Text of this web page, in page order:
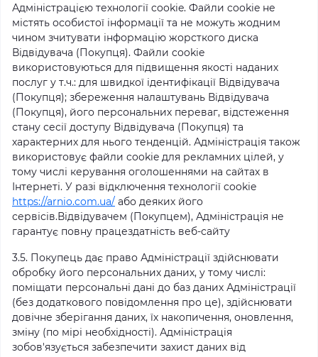
Адміністрацією технології cookie. Файли cookie не
містять особистої інформації та не можуть жодним
чином зчитувати інформацію жорсткого диска
Відвідувача (Покупця). Файли cookie
використовуються для підвищення якості наданих
послуг у т.ч.: для швидкої ідентифікації Відвідувача
(Покупця); збереження налаштувань Відвідувача
(Покупця), його персональних переваг, відстеження
стану сесії доступу Відвідувача (Покупця) та
характерних для нього тенденцій. Адміністрація також
використовує файли cookie для рекламних цілей, у
тому числі керування оголошеннями на сайтах в
Інтернеті. У разі відключення технології cookie
https://arnio.com.ua/ або деяких його
сервісів.Відвідувачем (Покупцем), Адміністрація не
гарантує повну працездатність веб-сайту
3.5. Покупець дає право Адміністрації здійснювати
обробку його персональних даних, у тому числі:
поміщати персональні дані до баз даних Адміністрації
(без додаткового повідомлення про це), здійснювати
довічне зберігання даних, їх накопичення, оновлення,
зміну (по мірі необхідності). Адміністрація
зобов'язується забезпечити захист даних від